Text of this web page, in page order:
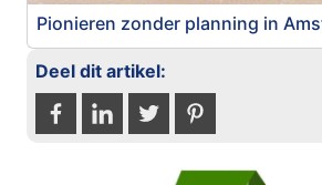
Pionieren zonder planning in
Deel dit artikel: